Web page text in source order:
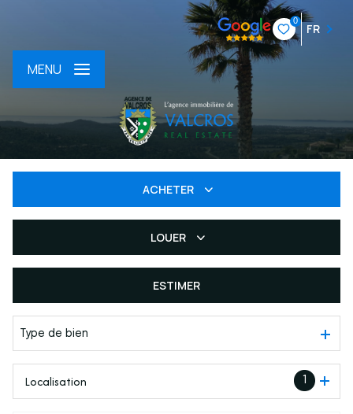
0
FR
MENU
ACHETER
Du neuf
LOUER
De l'immo pro
ESTIMER
Type de bien
Localisation